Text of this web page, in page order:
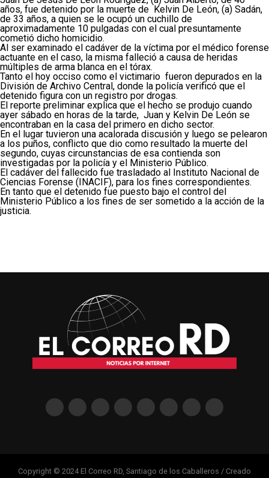
años, fue detenido por la muerte de Kelvin De León, (a) Sadán,
de 33 años, a quien se le ocupó un cuchillo de
aproximadamente 10 pulgadas con el cual presuntamente
cometió dicho homicidio.
Al ser examinado el cadáver de la víctima por el médico forense
actuante en el caso, la misma falleció a causa de heridas
múltiples de arma blanca en el tórax.
Tanto el hoy occiso como el victimario fueron depurados en la
División de Archivo Central, donde la policía verificó que el
detenido figura con un registro por drogas.
El reporte preliminar explica que el hecho se produjo cuando
ayer sábado en horas de la tarde, Juan y Kelvin De León se
encontraban en la casa del primero en dicho sector.
En el lugar tuvieron una acalorada discusión y luego se pelearon
a los puños, conflicto que dio como resultado la muerte del
segundo, cuyas circunstancias de esa contienda son
investigadas por la policía y el Ministerio Público.
El cadáver del fallecido fue trasladado al Instituto Nacional de
Ciencias Forense (INACIF), para los fines correspondientes.
En tanto que el detenido fue puesto bajo el control del
Ministerio Público a los fines de ser sometido a la acción de la
justicia.
Copyright © 2024 El Correo RD, Santiago de los Caballeros / Creado